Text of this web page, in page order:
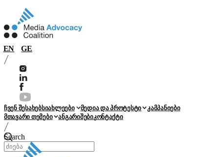
EN GE
ჩვენ შესახებსიახლეები მედია და პროტესტი
კამპანიები
მთავარი თემები
ანგარიშებიკონტაქტი
Search